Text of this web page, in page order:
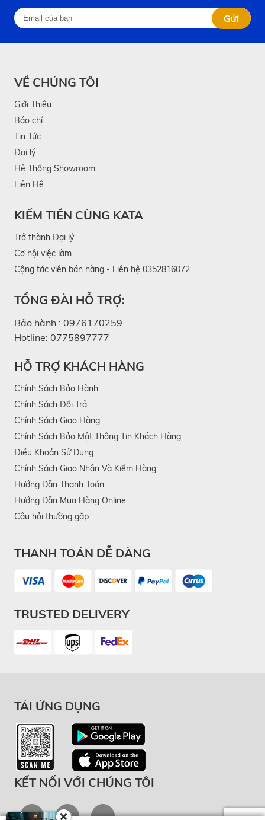
Gửi
VỀ CHÚNG TÔI
Giới Thiệu
Báo chí
Tin Tức
Đại lý
Hệ Thống Showroom
Liên Hệ
KIẾM TIỀN CÙNG KATA
Trở thành Đại lý
Cơ hội việc làm
Cộng tác viên bán hàng - Liên hệ 0352816072
TỔNG ĐÀI HỖ TRỢ:
Bảo hành : 0976170259
Hotline: 0775897777
HỖ TRỢ KHÁCH HÀNG
Chính Sách Bảo Hành
Chính Sách Đổi Trả
Chính Sách Giao Hàng
Chính Sách Bảo Mật Thông Tin Khách Hàng
Điều Khoản Sử Dụng
Chính Sách Giao Nhận Và Kiểm Hàng
Hướng Dẫn Thanh Toán
Hướng Dẫn Mua Hàng Online
Câu hỏi thường gặp
THANH TOÁN DỄ DÀNG
TRUSTED DELIVERY
TẢI ỨNG DỤNG
KẾT NỐI VỚI CHÚNG TÔI